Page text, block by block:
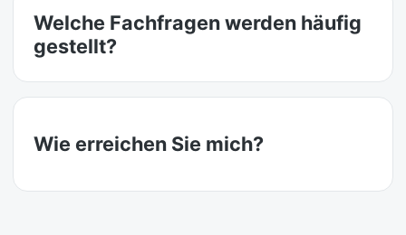
Welche Fachfragen werden häufig
gestellt?
Wie erreichen Sie mich?